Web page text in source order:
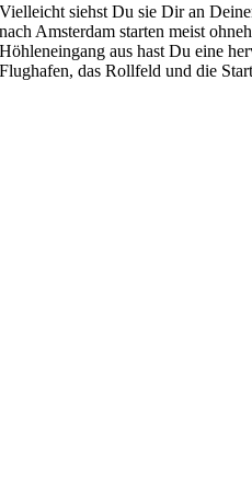
Vielleicht siehst Du sie Dir an
nach Amsterdam starten meist
Höhleneingang aus hast Du eine
Flughafen, das Rollfeld und die